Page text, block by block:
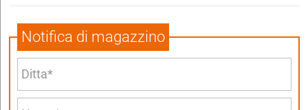
Notifica di magazzino